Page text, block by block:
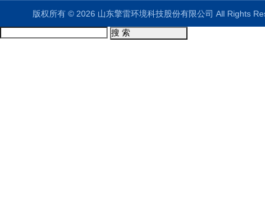
版权所有 © 2026 山东擎雷环境科技股份有限公司 All